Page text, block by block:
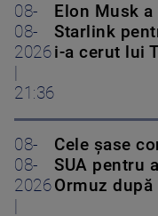
08-
08-
2026
21:36
Elon Musk
Starlink
i-a cerut lui
08-
08-
2026
Cele șase
SUA pentru
Ormuz după